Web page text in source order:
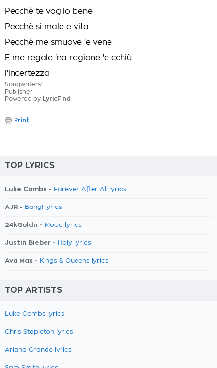
Pecchè te voglio bene
Pecchè si male e vita
Pecchè me smuove 'e vene
E me regale 'na ragione 'e cchiù
l'incertezza
Songwriters:
Publisher:
Powered by LyricFind
Print
TOP LYRICS
Luke Combs - Forever After All lyrics
AJR - Bang! lyrics
24kGoldn - Mood lyrics
Justin Bieber - Holy lyrics
Ava Max - Kings & Queens lyrics
TOP ARTISTS
Luke Combs lyrics
Chris Stapleton lyrics
Ariana Grande lyrics